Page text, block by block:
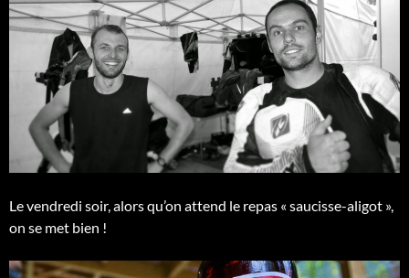
Le vendredi soir, alors qu’on attend le repas « saucisse-aligot »,
on se met bien !